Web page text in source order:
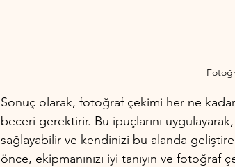
Sonuç olarak, fotoğraf çekimi her ne
beceri gerektirir. Bu ipuçlarını
sağlayabilir ve kendinizi bu alanda
önce, ekipmanınızı iyi tanıyın ve